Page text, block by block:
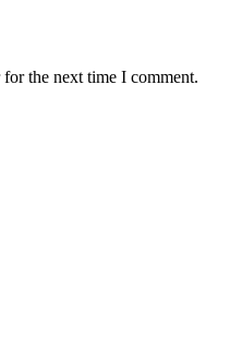
the next time I comment.